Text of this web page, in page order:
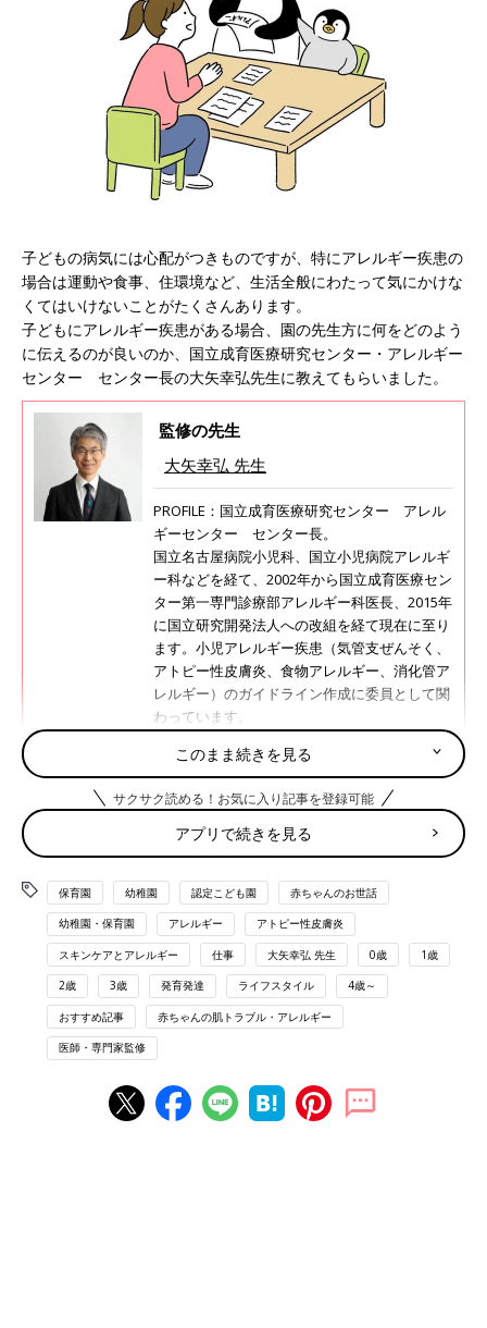
子どもの病気には心配がつきものですが、特にアレルギー疾患の
場合は運動や食事、住環境など、生活全般にわたって気にかけな
くてはいけないことがたくさんあります。
子どもにアレルギー疾患がある場合、園の先生方に何をどのよう
に伝えるのが良いのか、国立成育医療研究センター・アレルギー
センター センター長の大矢幸弘先生に教えてもらいました。
監修の先生
大矢幸弘 先生
PROFILE：国立成育医療研究センター アレル
ギーセンター センター長。
国立名古屋病院小児科、国立小児病院アレルギ
ー科などを経て、2002年から国立成育医療セン
ター第一専門診療部アレルギー科医長、2015年
に国立研究開発法人への改組を経て現在に至り
ます。小児アレルギー疾患（気管支ぜんそく、
アトピー性皮膚炎、食物アレルギー、消化管ア
レルギー）のガイドライン作成に委員として関
わっています。
急増する子どものアレルギー。肌のケア
2000年以降、アレルギーの研究は大きく進歩し
ての医療常識がひっくり返るような大きな変化
が起きています。 その一方で、いまだに古く間
違った情報を伝える本やネット記事は多く、多
くのママやパパが混乱しています。 そこで、国
立成育医療研究センター・アレルギーセンター
長の大矢幸弘先生に、今の小児アレルギーの正
しい情報を教えていただきました。
アレルギー疾患があるときに園に伝えるべきこと
は？
保育園に預けている間は家族が管理できないので、子どものアレ
ルギーについて、園の先生に説明し相談することが大切です。
談するべき内容を整理することができます。
このまま続きを見る
サクサク読める！お気に入り記事を登録可能
アプリで続きを見る
保育園 幼稚園 認定こども園 赤ちゃんのお世話
幼稚園・保育園 アレルギー アトピー性皮膚炎
スキンケアとアレルギー 仕事 大矢幸弘 先生 0歳 1歳
2歳 3歳 発育発達 ライフスタイル 4歳～
おすすめ記事 赤ちゃんの肌トラブル・アレルギー
医師・専門家監修